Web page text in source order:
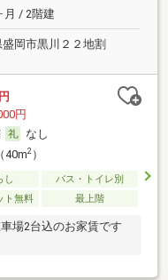
月 / 2階建
岡市黒川２２地割
円
なし
40m2）
し
バス・トイレ別
ト無料 最上階
場2台込のお家賃です